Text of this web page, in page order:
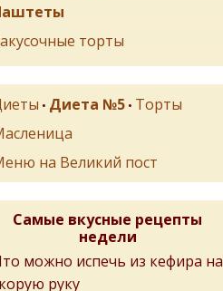
торты
• Диета №5 • Торты
на Великий пост
Самые вкусные рецепты
недели
можно испечь из кефира на
руку